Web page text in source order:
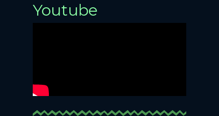
Youtube